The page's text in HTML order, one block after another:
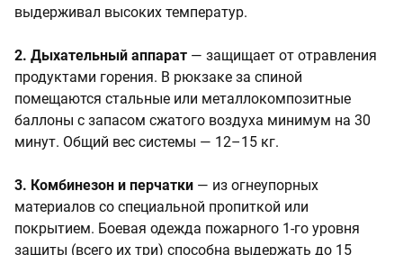
выдерживал высоких температур.
2. Дыхательный аппарат — защищает от отравления
продуктами горения. В рюкзаке за спиной
помещаются стальные или металлокомпозитные
баллоны с запасом сжатого воздуха минимум на 30
минут. Общий вес системы — 12–15 кг.
3. Комбинезон и перчатки — из огнеупорных
материалов со специальной пропиткой или
покрытием. Боевая одежда пожарного 1-го уровня
защиты (всего их три) способна выдержать до 15